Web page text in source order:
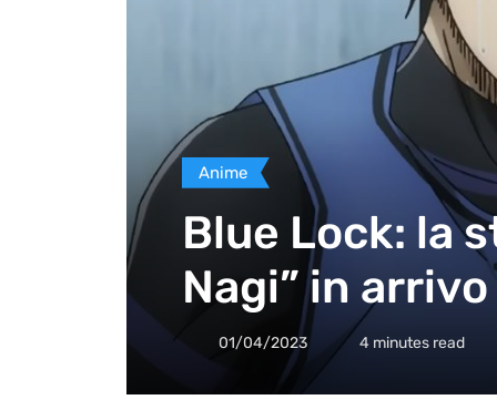
Anime
Blue Lock: la
Nagi” in
01/04/2023 4 minutes read